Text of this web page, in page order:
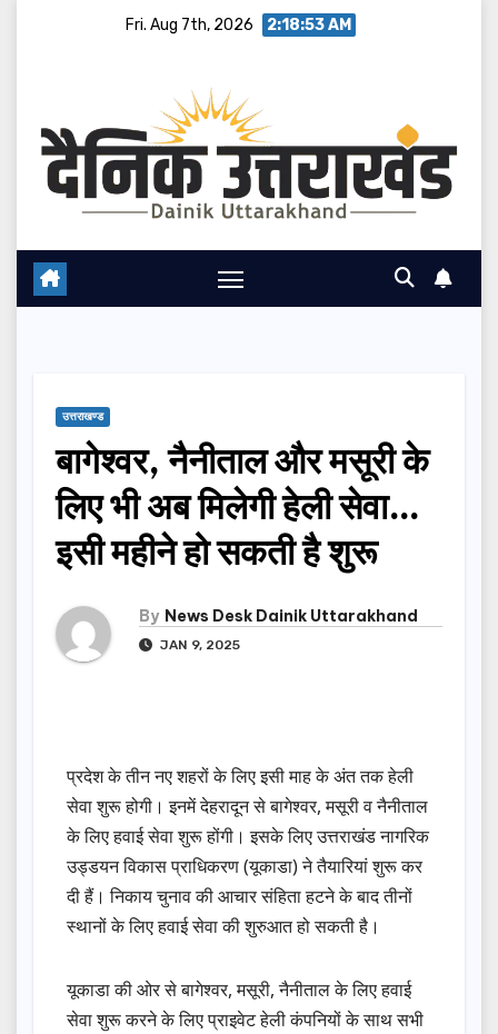
Fri. Aug 7th, 2026 2:18:54 AM
उत्तराखण्ड
बागेश्वर, नैनीताल और मसूरी के
लिए भी अब मिलेगी हेली सेवा…
इसी महीने हो सकती है शुरू
By News Desk Dainik Uttarakhand
JAN 9, 2025
प्रदेश के तीन नए शहरों के लिए इसी माह के अंत तक हेली
सेवा शुरू होगी। इनमें देहरादून से बागेश्वर, मसूरी व नैनीताल
के लिए हवाई सेवा शुरू होंगी। इसके लिए उत्तराखंड नागरिक
उड्डयन विकास प्राधिकरण (यूकाडा) ने तैयारियां शुरू कर
दी हैं। निकाय चुनाव की आचार संहिता हटने के बाद तीनों
स्थानों के लिए हवाई सेवा की शुरुआत हो सकती है।
यूकाडा की ओर से बागेश्वर, मसूरी, नैनीताल के लिए हवाई
सेवा शुरू करने के लिए प्राइवेट हेली कंपनियों के साथ सभी